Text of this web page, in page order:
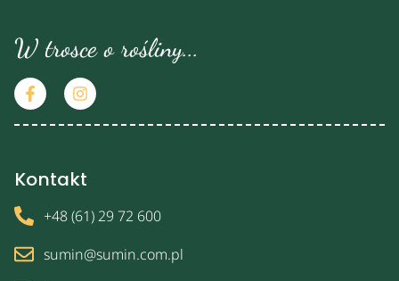
W trosce o rośliny...
Kontakt
+48 (61) 29 72 600
sumin@sumin.com.pl